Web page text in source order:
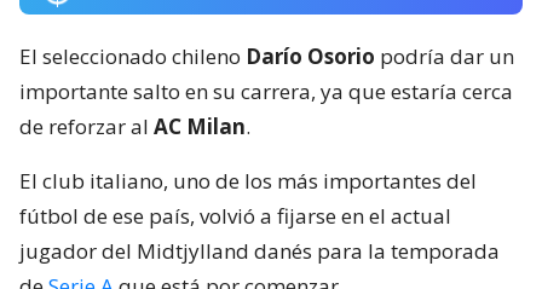
El seleccionado chileno Darío Osorio podría dar un
importante salto en su carrera, ya que estaría cerca
de reforzar al AC Milan.
El club italiano, uno de los más importantes del
fútbol de ese país, volvió a fijarse en el actual
jugador del Midtjylland danés para la temporada